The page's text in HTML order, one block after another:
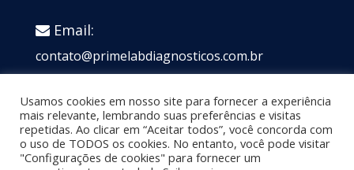
Email:
contato@primelabdiagnosticos.com.br
18.332.020/0001-25
Usamos cookies em nosso site para fornecer a experiência
mais relevante, lembrando suas preferências e visitas
repetidas. Ao clicar em “Aceitar todos”, você concorda com
o uso de TODOS os cookies. No entanto, você pode visitar
"Configurações de cookies" para fornecer um